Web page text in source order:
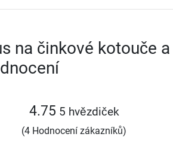
na činkové kotouče a
4.75 5 hvězdiček
(4 Hodnocení zákazníků)